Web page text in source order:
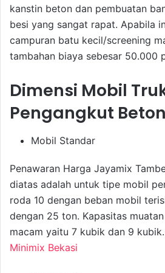
kanstin beton dan pembuatan
besi yang sangat rapat. Apabila
campuran batu kecil/screening
tambahan biaya sebesar 50.000
Dimensi Mobil
Pengangkut
Mobil Standar
Penawaran Harga Jayamix
diatas adalah untuk tipe mobil
roda 10 dengan beban mobil
dengan 25 ton. Kapasitas
macam yaitu 7 kubik dan 9
Minimix Bekasi